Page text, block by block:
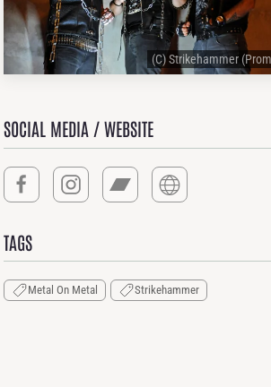
(C) Strikehammer
SOCIAL MEDIA / WEBSITE
TAGS
Metal On Metal Strikehammer